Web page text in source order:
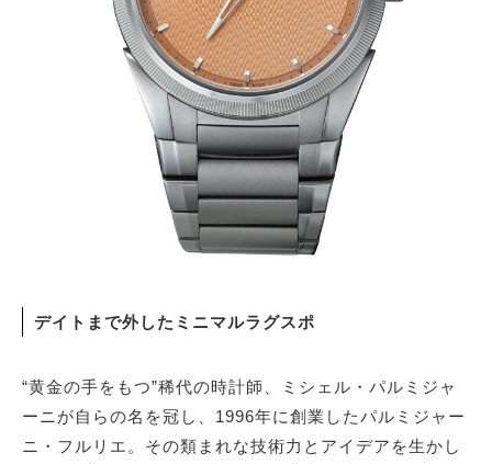
デイトまで外したミニマルラグスポ
“黄金の手をもつ”稀代の時計師、ミシェル・パルミジャ
ーニが自らの名を冠し、1996年に創業したパルミジャー
ニ・フルリエ。その類まれな技術力とアイデアを生かし